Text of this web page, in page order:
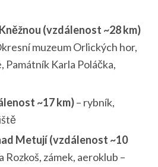
(vzdálenost ~28 km)
muzeum Orlických hor,
Památník Karla Poláčka,
~17 km)– rybník,
Metují (vzdálenost ~10
Rozkoš, zámek, aeroklub –